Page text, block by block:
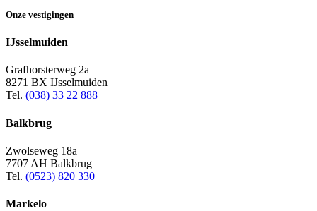
Onze vestigingen
IJsselmuiden
Grafhorsterweg 2a
8271 BX IJsselmuiden
Tel. (038) 33 22 888
Balkbrug
Zwolseweg 18a
7707 AH Balkbrug
Tel. (0523) 820 330
Markelo